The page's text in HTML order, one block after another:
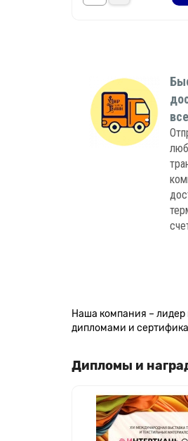
Наша компания –
дипломами и
Дипломы и